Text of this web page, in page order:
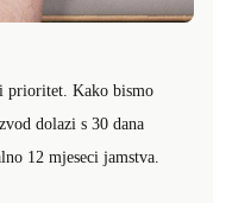
prioritet. Kako bismo
dolazi s 30 dana
12 mjeseci jamstva.